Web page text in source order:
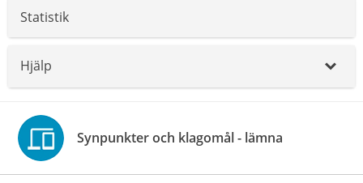
Statistik
Hjälp _
Synpunkter och klagomål - lämna